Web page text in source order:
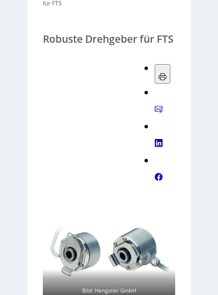
für FTS
Robuste Drehgeber für FTS
Bild: Hengstler GmbH